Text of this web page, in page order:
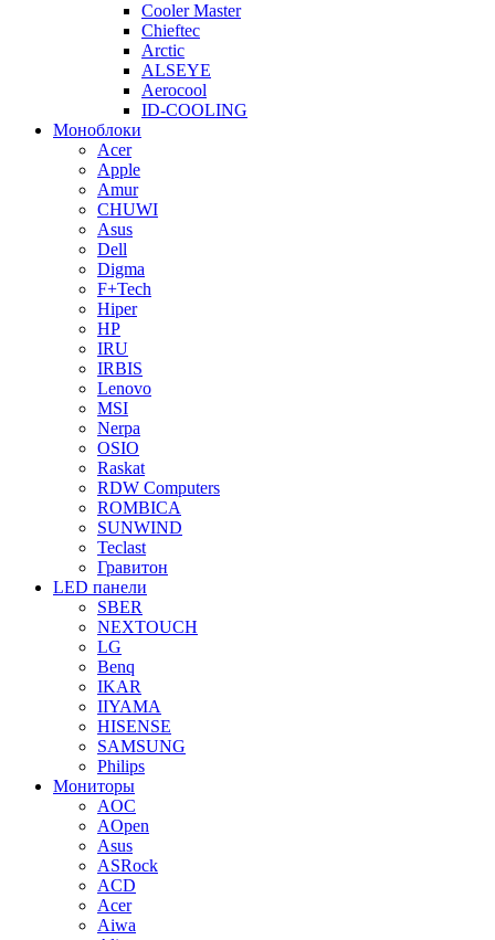
Cooler Master
Chieftec
Arctic
ALSEYE
Aerocool
ID-COOLING
Моноблоки
Acer
Apple
Amur
CHUWI
Asus
Dell
Digma
F+Tech
Hiper
HP
IRU
IRBIS
Lenovo
MSI
Nerpa
OSIO
Raskat
RDW Computers
ROMBICA
SUNWIND
Teclast
Гравитон
LED панели
SBER
NEXTOUCH
LG
Benq
IKAR
IIYAMA
HISENSE
SAMSUNG
Philips
Мониторы
AOC
AOpen
Asus
ASRock
ACD
Acer
Aiwa